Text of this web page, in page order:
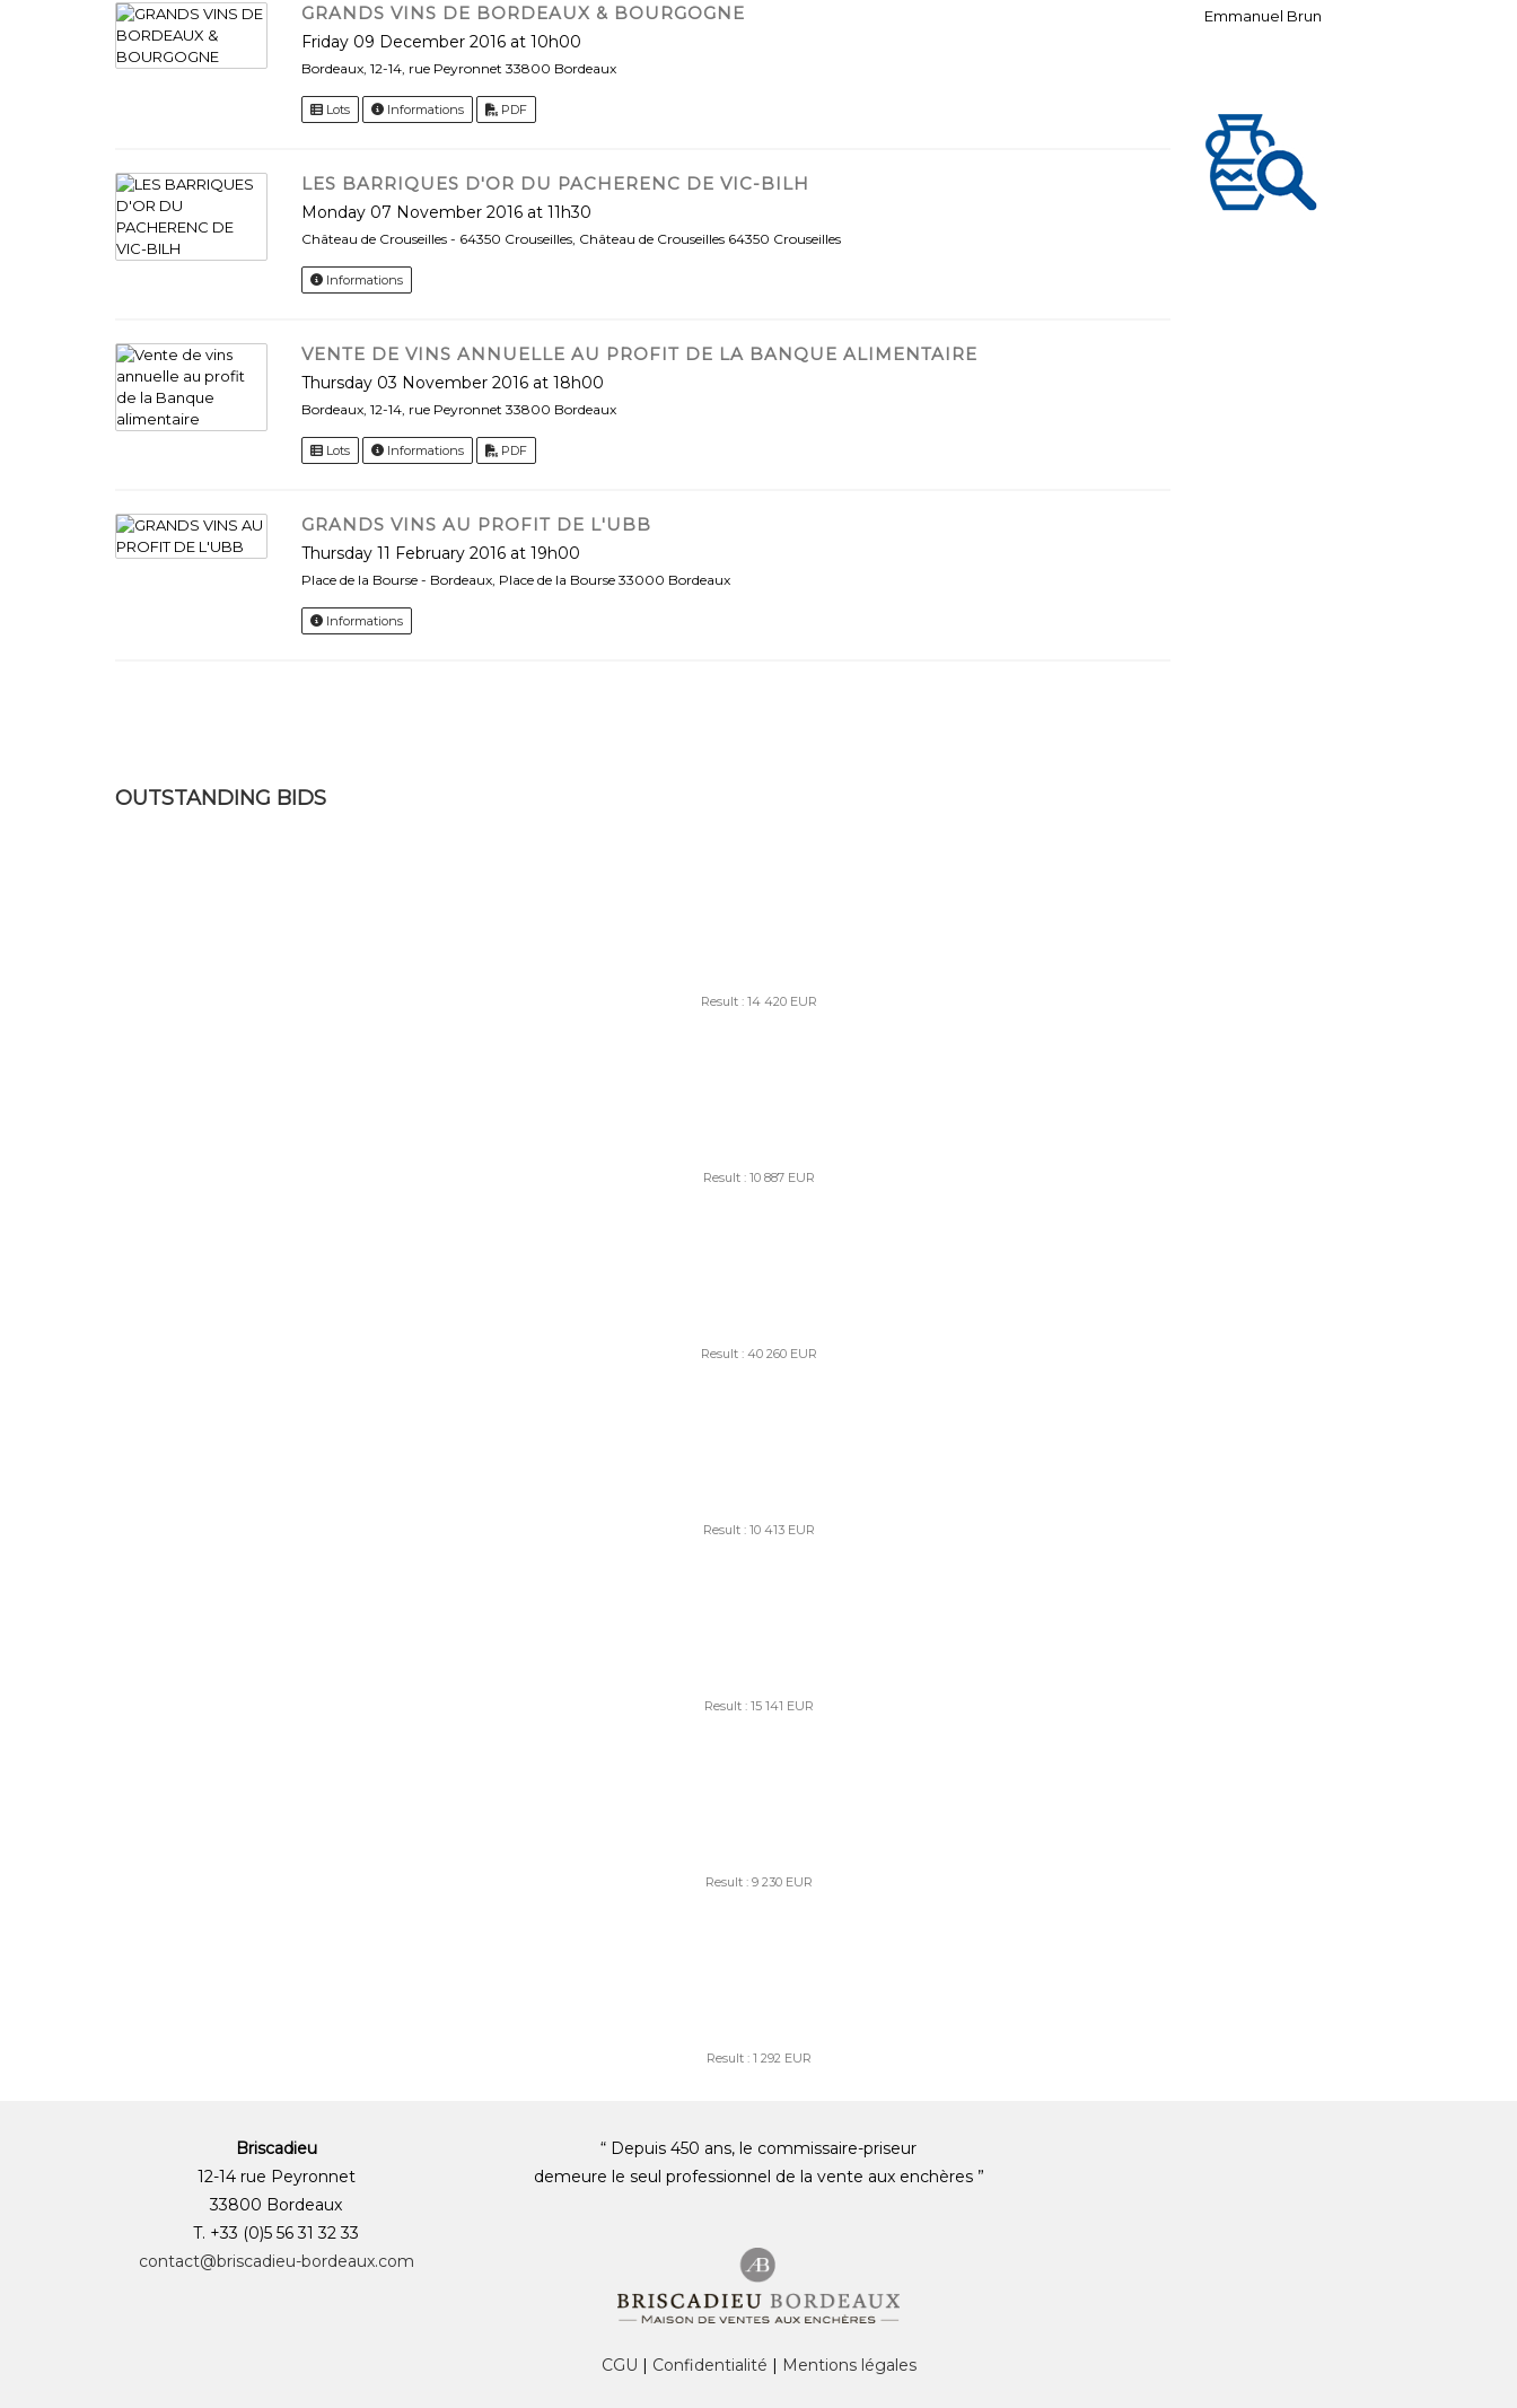
GRANDS VINS DE BORDEAUX & BOURGOGNE
Friday 09 December 2016 at 10h00
Bordeaux, 12-14, rue Peyronnet 33800 Bordeaux
Lots Informations PDF
LES BARRIQUES D'OR DU PACHERENC DE VIC-BILH
Monday 07 November 2016 at 11h30
Château de Crouseilles - 64350 Crouseilles, Château de Crouseilles 64350 Crouseilles
Informations
VENTE DE VINS ANNUELLE AU PROFIT DE LA BANQUE ALIMENTAIRE
Thursday 03 November 2016 at 18h00
Bordeaux, 12-14, rue Peyronnet 33800 Bordeaux
Lots Informations PDF
GRANDS VINS AU PROFIT DE L'UBB
Thursday 11 February 2016 at 19h00
Place de la Bourse - Bordeaux, Place de la Bourse 33000 Bordeaux
Informations
Emmanuel Brun
OUTSTANDING BIDS
Result : 14 420 EUR
Result : 10 887 EUR
Result : 40 260 EUR
Result : 10 413 EUR
Result : 15 141 EUR
Result : 9 230 EUR
Result : 1 292 EUR
Briscadieu
12-14 rue Peyronnet
33800 Bordeaux
T. +33 (0)5 56 31 32 33
contact@briscadieu-bordeaux.com
“ Depuis 450 ans, le commissaire-priseur
demeure le seul professionnel de la vente aux enchères ”
CGU | Confidentialité | Mentions légales